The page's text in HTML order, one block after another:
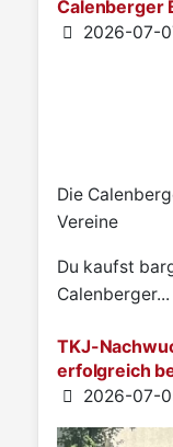
Calenberger
Details
2026-07-
Die
Vereine
Du kaufst
Calenberger...
TKJ-
erfolgreich
Details
2026-07-